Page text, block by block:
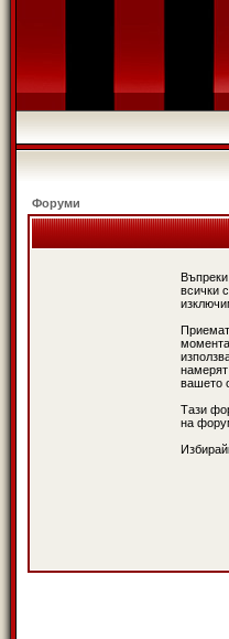
Форуми
всички
вашето
Тази
на